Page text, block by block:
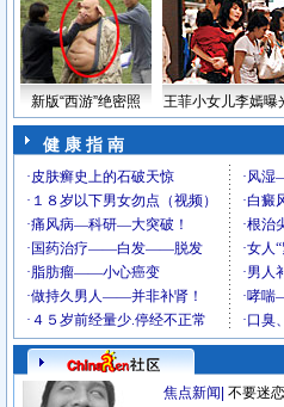
新版“西游”绝密照 王菲小女儿李嫣曝
健 康 指 南
焦点新闻 不要迷